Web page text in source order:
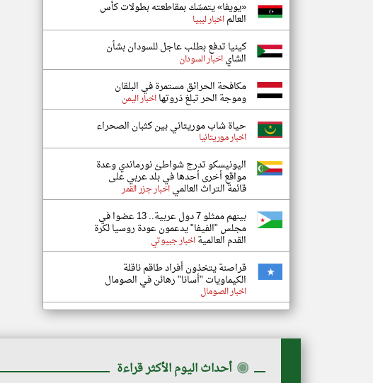
«يويفا» يتمسّك بمقاطعته بطولات كأس
العالماخبار ليبيا
كينيا تدفع بطلب عاجل للسودان بشأن
الشاياخبار السودان
مكافحة الحرائق مستمرة في البلقان
وموجة الحر تبلغ ذروتهااخبار اليمن
حياة شاب موريتاني بين كثبان الصحراء
اخبار موريتانيا
اليونيسكو تدرج شواطئ نورماندي وعدة
مواقع أخرى أحدها في بلد عربي على
قائمة التراث العالمياخبار جزر القمر
بينهم ممثلو 7 دول عربية.. 13 عضوا في
مجلس "الفيفا" يدعمون عودة روسيا لكرة
القدم العالميةاخبار جيبوتي
قراصنة يتخذون أفراد طاقم ناقلة
الكيماويات "أسانا" رهائن في الصومال
اخبار الصومال
◉ أحداث اليوم الأكثر قراءة